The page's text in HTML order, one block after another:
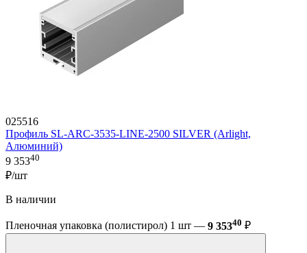
025516
Профиль SL-ARC-3535-LINE-2500 SILVER (Arlight,
Алюминий)
9 35340
₽/шт
В наличии
Пленочная упаковка (полистирол) 1 шт — 9 35340 ₽